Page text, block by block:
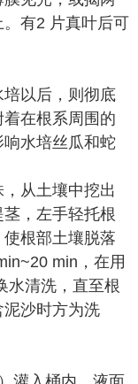
有2 片真叶后可
以后，则彻底
在根系周围的
水培丝瓜和蛇
从土壤中挖出
，左手轻托根
根部土壤脱落
min，在用
水清洗，直至根
沙时方为洗